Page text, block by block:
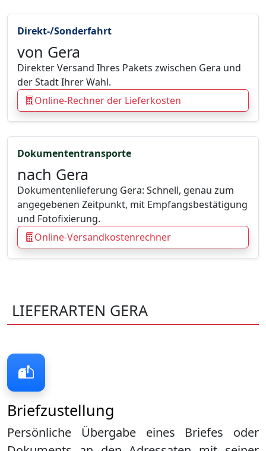
Direkt-/Sonderfahrt
von Gera
Direkter Versand Ihres Pakets zwischen Gera und
der Stadt Ihrer Wahl.
Online-Rechner der Lieferkosten
Dokumententransporte
nach Gera
Dokumentenlieferung Gera: Schnell, genau zum
angegebenen Zeitpunkt, mit Empfangsbestätigung
und Fotofixierung.
Online-Versandkostenrechner
LIEFERARTEN GERA
Briefzustellung
Persönliche Übergabe eines Briefes oder